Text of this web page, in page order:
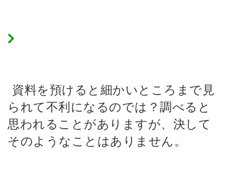
資料を預けると細かいところまで見
られて不利になるのでは？調べると
思われることがありますが、決して
そのようなことはありません。